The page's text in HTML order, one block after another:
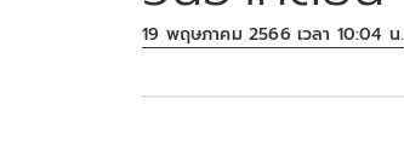
19 พฤษภาคม 2566 เวลา 10:04 น.